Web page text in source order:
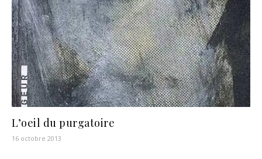
L’oeil du purgatoire
16 octobre 2013